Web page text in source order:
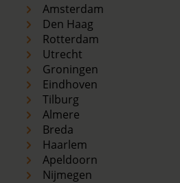
Amsterdam
Den Haag
Rotterdam
Utrecht
Groningen
Eindhoven
Tilburg
Almere
Breda
Haarlem
Apeldoorn
Nijmegen